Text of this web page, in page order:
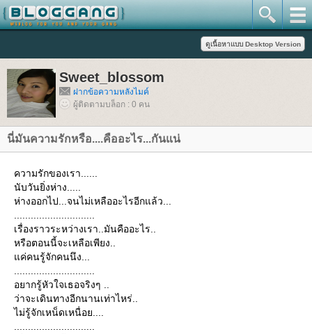
Sweet_blossom
ฝากข้อความหลังไมค์
ผู้ติดตามบล็อก : 0 คน
นี่มันความรักหรือ....คืออะไร...กันแน่
ความรักของเรา......
นับวันยิ่งห่าง.....
ห่างออกไป...จนไม่เหลืออะไรอีกแล้ว...
เรื่องราวระหว่างเรา..มันคืออะไร..
หรือตอนนี้จะเหลือเพียง..
ค่คนรู้จักคนนึง...
อยากรู้หัวใจเธอจริงๆ ..
ว่าจะเดินทางอีกนานเท่าไหร่..
ไม่รู้จักเหน็ดเหนื่อย....